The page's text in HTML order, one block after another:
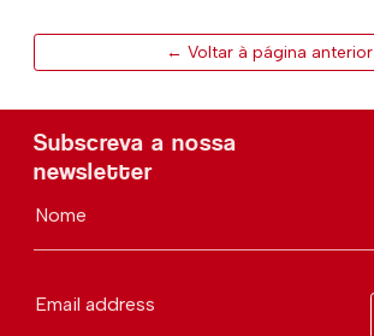
← Voltar à página anterior
Subscreva a nossa
newsletter
Nome
Email address